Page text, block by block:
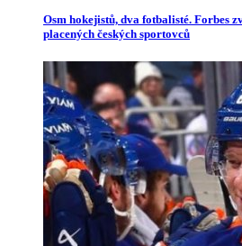
Osm hokejistů, dva fotbalisté. Forbes
placených českých sportovců